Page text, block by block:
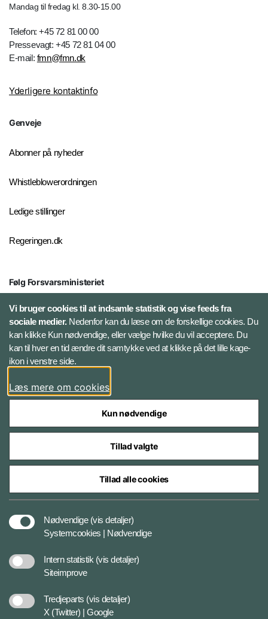
Mandag til fredag kl. 8.30-15.00
Telefon: +45 72 81 00 00
Pressevagt: +45 72 81 04 00
E-mail: fmn@fmn.dk
Yderligere kontaktinfo
Genveje
Abonner på nyheder
Whistleblowerordningen
Ledige stillinger
Regeringen.dk
Følg Forsvarsministeriet
X
LinkedIn
Instagram
Styrelser og myndigheder under Forsvarsministeriet
Vi bruger cookies til at indsamle statistik og vise feeds fra
sociale medier.Nedenfor kan du læse om de forskellige cookies. Du
kan klikke Kun nødvendige, eller vælge hvilke du vil acceptere. Du
kan til hver en tid ændre dit samtykke ved at klikke på det lille kage-
ikon i venstre side.
Læs mere om cookies
Kun nødvendige
Tillad valgte
Tillad alle cookies
Nødvendige (vis detaljer)
Systemcookies | Nødvendige
Intern statistik (vis detaljer)
Siteimprove
Tredjeparts (vis detaljer)
X (Twitter) | Google